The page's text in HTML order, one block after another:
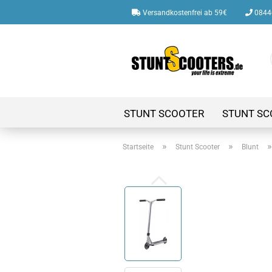
Versandkostenfrei ab 59€
STUNT SCOOTER STUNT
Startseite » Stunt Scooter » Blunt »